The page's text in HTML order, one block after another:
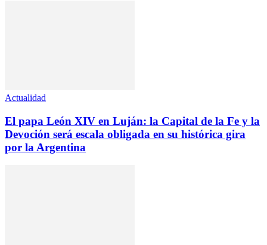
Actualidad
El papa León XIV en Luján: la Capital de la Fe y la
Devoción será escala obligada en su histórica gira
por la Argentina